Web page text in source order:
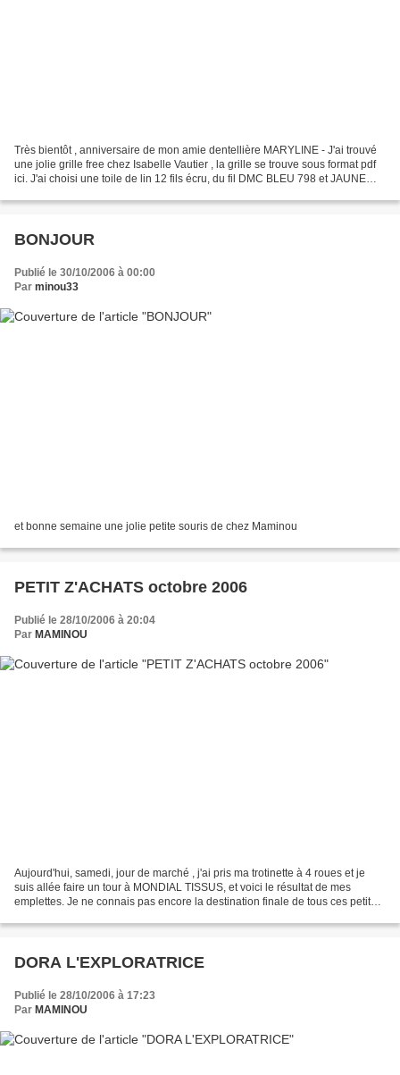
Très bientôt , anniversaire de mon amie dentellière MARYLINE - J'ai trouvé
une jolie grille free chez Isabelle Vautier , la grille se trouve sous format pdf
ici. J'ai choisi une toile de lin 12 fils écru, du fil DMC BLEU 798 et JAUNE
BONJOUR
Publié le 30/10/2006 à 00:00
Par minou33
et bonne semaine une jolie petite souris de chez Maminou
PETIT Z'ACHATS octobre 2006
Publié le 28/10/2006 à 20:04
Par MAMINOU
Aujourd'hui, samedi, jour de marché , j'ai pris ma trotinette à 4 roues et je
suis allée faire un tour à MONDIAL TISSUS, et voici le résultat de mes
emplettes. Je ne connais pas encore la destination finale de tous ces petits
DORA L'EXPLORATRICE
Publié le 28/10/2006 à 17:23
Par MAMINOU